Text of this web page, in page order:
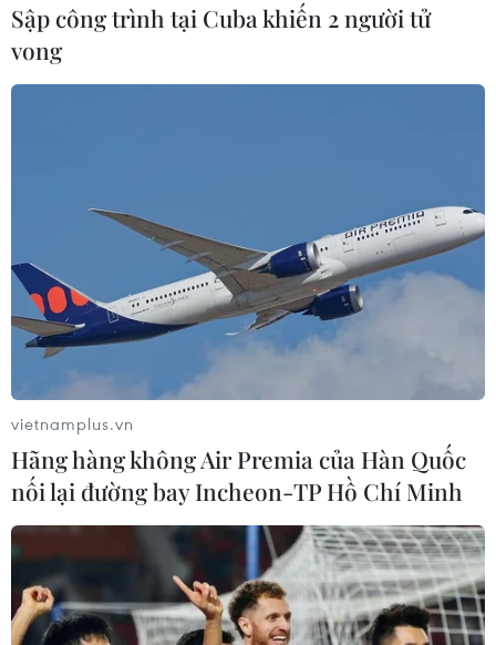
Sập công trình tại Cuba khiến 2 người tử
vong
vietnamplus.vn
Hãng hàng không Air Premia của Hàn Quốc
nối lại đường bay Incheon-TP Hồ Chí Minh